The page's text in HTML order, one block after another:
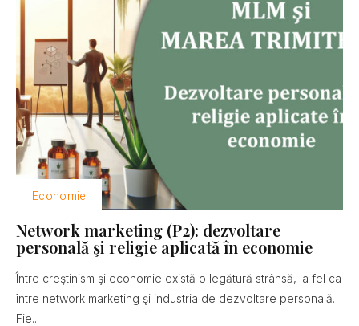
Economie
Network marketing (P2): dezvoltare
personală şi religie aplicată în economie
Între creştinism şi economie există o legătură strânsă, la fel ca
între network marketing şi industria de dezvoltare personală.
Fie...